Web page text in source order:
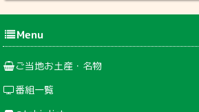
Menu
ご当地お土産・名物
番組一覧